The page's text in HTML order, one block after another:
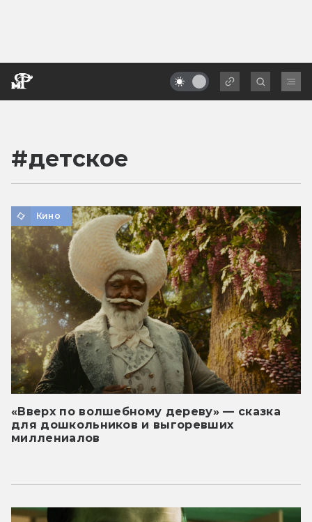
#детское
Кино
«Вверх по волшебному дереву» — сказка
для дошкольников и выгоревших
миллениалов